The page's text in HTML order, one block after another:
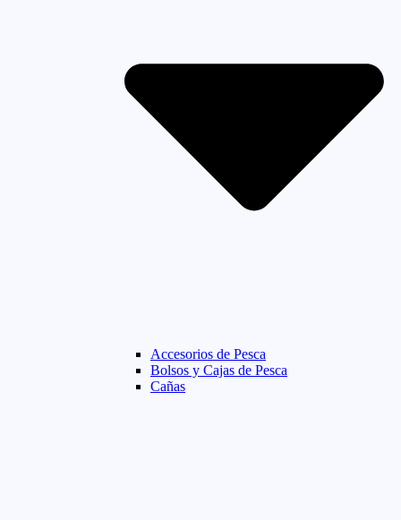
Accesorios de Pesca
Bolsos y Cajas de Pesca
Cañas